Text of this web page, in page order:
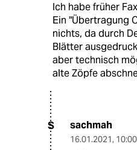
Ich habe früher
Ein "Übertragung
nichts, da durch
Blätter
aber technisch
alte Zöpfe
S sachmah
16.01.2021,